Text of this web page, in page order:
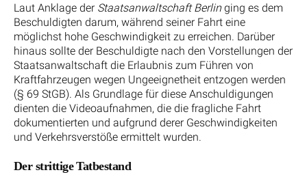
Laut Anklage der Staatsanwaltschaft Berlinging es dem
Beschuldigten darum, während seiner Fahrt eine
möglichst hohe Geschwindigkeit zu erreichen. Darüber
hinaus sollte der Beschuldigte nach den Vorstellungen der
Staatsanwaltschaft die Erlaubnis zum Führen von
Kraftfahrzeugen wegen Ungeeignetheit entzogen werden
(§ 69 StGB). Als Grundlage für diese Anschuldigungen
dienten die Videoaufnahmen, die die fragliche Fahrt
dokumentierten und aufgrund derer Geschwindigkeiten
und Verkehrsverstöße ermittelt wurden.
Der strittige Tatbestand